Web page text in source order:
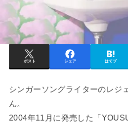
ポスト シェア はてブ
シンガーソングライターのレジ
ん。
2004年11月に発売した「